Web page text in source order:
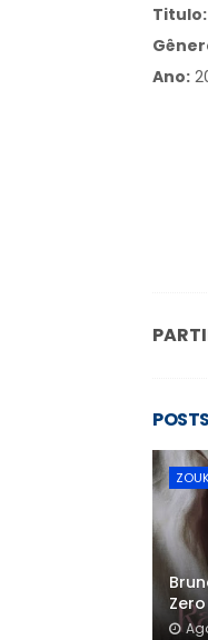
Titulo:
Ano:
ZOUK
Zero